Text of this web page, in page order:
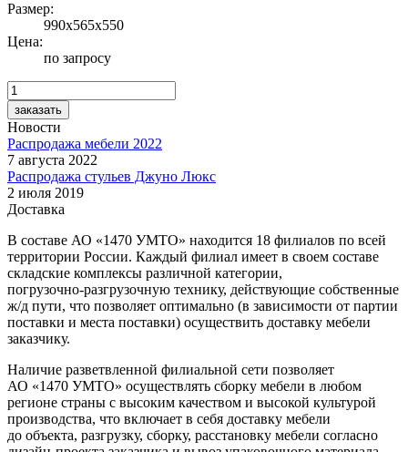
Размер:
990х565х550
Цена:
по запросу
Новости
Распродажа мебели 2022
7 августа 2022
Распродажа стульев Джуно Люкс
2 июля 2019
Доставка
В составе АО «1470 УМТО» находится 18 филиалов по всей
территории России. Каждый филиал имеет в своем составе
складские комплексы различной категории,
погрузочно-разгрузочную технику, действующие собственные
ж/д пути, что позволяет оптимально (в зависимости от партии
поставки и места поставки) осуществить доставку мебели
заказчику.
Наличие разветвленной филиальной сети позволяет
АО «1470 УМТО» осуществлять сборку мебели в любом
регионе страны с высоким качеством и высокой культурой
производства, что включает в себя доставку мебели
до объекта, разгрузку, сборку, расстановку мебели согласно